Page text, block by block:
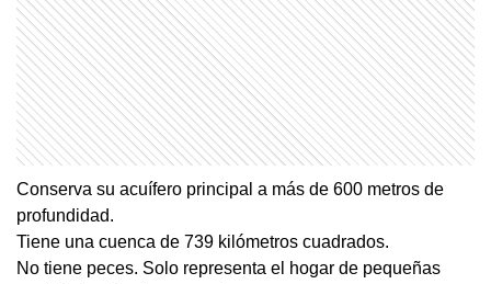
Conserva su acuífero principal a más de 600 metros de
profundidad.
Tiene una cuenca de 739 kilómetros cuadrados.
No tiene peces. Solo representa el hogar de pequeñas